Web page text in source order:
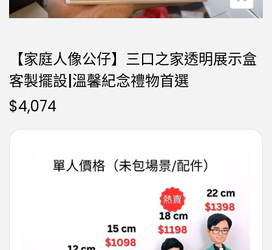
【家庭人像公仔】三口之家透明展示盒
客製擺設|溫馨紀念禮物首選
$4,074